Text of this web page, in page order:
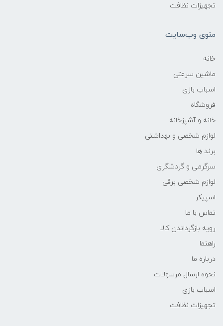
تجهیزات نظافت
منوی وب‌سایت
خانه
ماشین سرعتی
اسباب بازی
فروشگاه
خانه و آشپزخانه
لوازم شخصی و بهداشتی
برند ها
سرگرمی و گردشگری
لوازم شخصی برقی
اسپیکر
تماس با ما
رویه بازگرداندن کالا
راهنما
درباره ما
نحوه ارسال مرسولات
اسباب بازی
تجهیزات نظافت